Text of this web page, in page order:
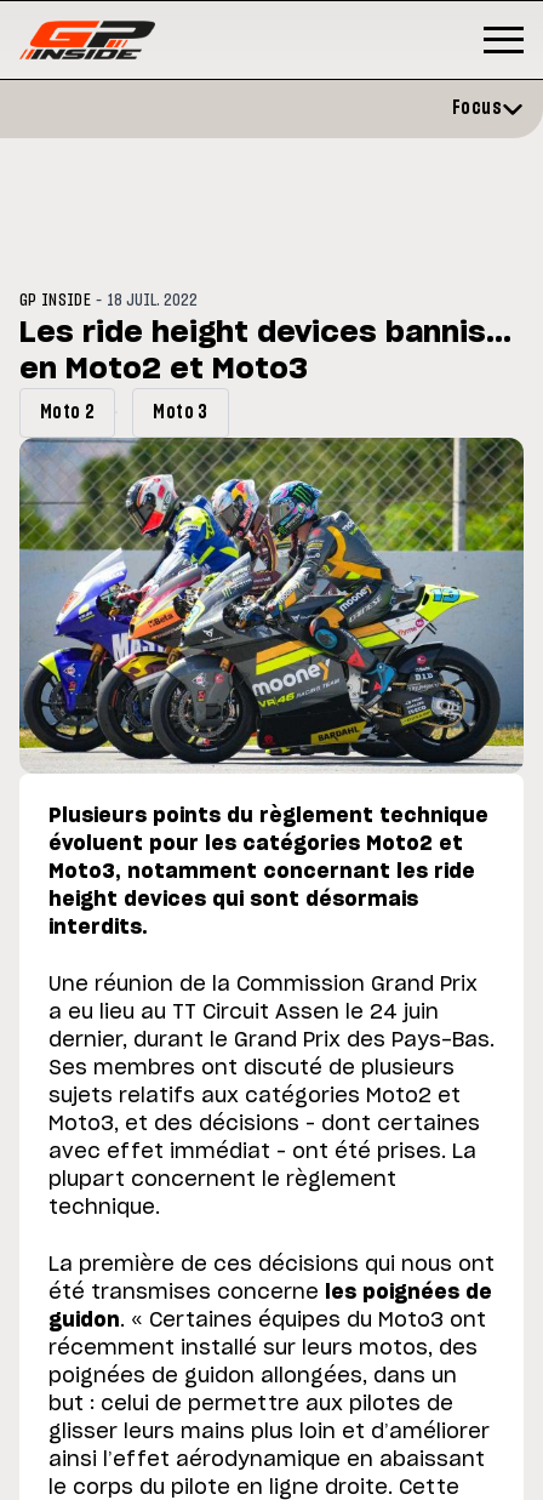
du GP de Grande-
MOTO GP
Focus
GP INSIDE - 18 JUIL. 2022
Les ride height devices bannis...
en Moto2 et Moto3
Moto 2 Moto 3
Plusieurs points du règlement technique
évoluent pour les catégories Moto2 et
Moto3, notamment concernant les ride
height devices qui sont désormais
interdits.
Une réunion de la Commission Grand Prix
a eu lieu au TT Circuit Assen le 24 juin
dernier, durant le Grand Prix des Pays-Bas.
Ses membres ont discuté de plusieurs
sujets relatifs aux catégories Moto2 et
Moto3, et des décisions – dont certaines
avec effet immédiat – ont été prises. La
plupart concernent le règlement
technique.
La première de ces décisions qui nous ont
été transmises concerne
les poignées de
guidon. « Certaines équipes du Moto3 ont
récemment installé sur leurs motos, des
poignées de guidon allongées, dans un
but : celui de permettre aux pilotes de
glisser leurs mains plus loin et d’améliorer
ainsi l’effet aérodynamique en abaissant
le corps du pilote en ligne droite. Cette